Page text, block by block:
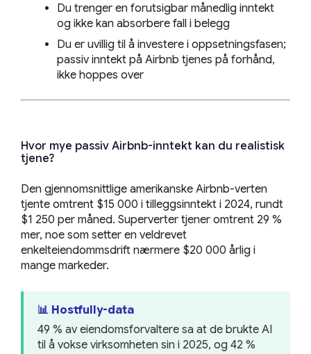
Du trenger en forutsigbar månedlig inntekt
og ikke kan absorbere fall i belegg
Du er uvillig til å investere i oppsetningsfasen;
passiv inntekt på Airbnb tjenes på forhånd,
ikke hoppes over
Hvor mye passiv Airbnb-inntekt kan du realistisk
tjene?
Den gjennomsnittlige amerikanske Airbnb-verten
tjente omtrent $15 000 i tilleggsinntekt i 2024, rundt
$1 250 per måned. Superverter tjener omtrent 29 %
mer, noe som setter en veldrevet
enkelteiendommsdrift nærmere $20 000 årlig i
mange markeder.
📊 Hostfully-data
49 % av eiendomsforvaltere sa at de brukte AI
til å vokse virksomheten sin i 2025, og 42 %